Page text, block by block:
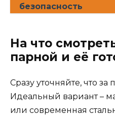
безопасность
На что
парной и её
Сразу уточняйте, что за
Идеальный вариант –
или современная